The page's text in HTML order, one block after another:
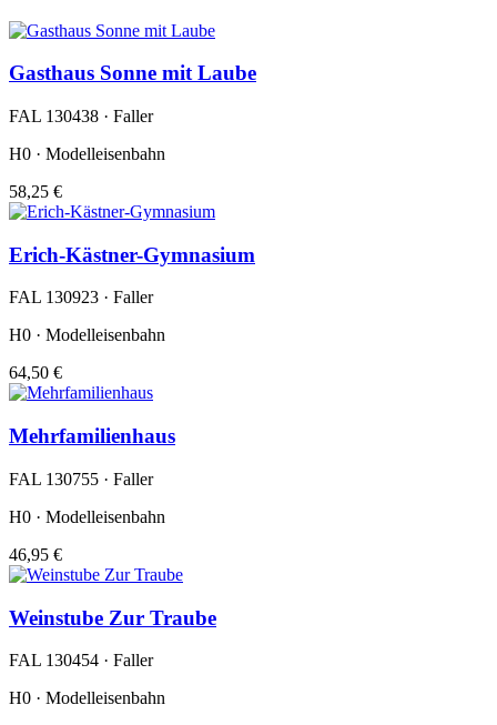
Gasthaus Sonne mit Laube
FAL 130438 · Faller
H0 · Modelleisenbahn
58,25 €
Erich-Kästner-Gymnasium
FAL 130923 · Faller
H0 · Modelleisenbahn
64,50 €
Mehrfamilienhaus
FAL 130755 · Faller
H0 · Modelleisenbahn
46,95 €
Weinstube Zur Traube
FAL 130454 · Faller
H0 · Modelleisenbahn